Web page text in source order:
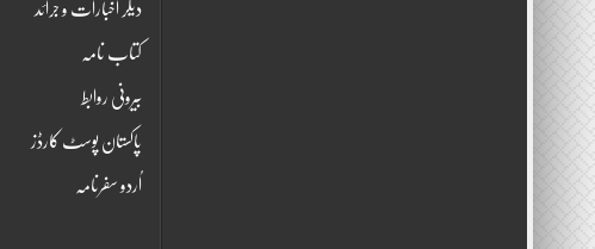
دیگر اخبارات و جرائد
کتاب نامہ
بیرونی روابط
پاکستان پوسٹ کارڈز
اُردو سفرنامہ